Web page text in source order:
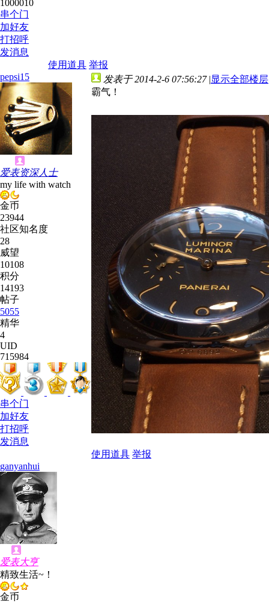
1000010
串个门
加好友
打招呼
发消息
使用道具 举报
pepsi15
爱表资深人士
my life with watch
金币
23944
社区知名度
28
威望
10108
积分
14193
帖子
5055
精华
4
UID
715984
串个门
加好友
打招呼
发消息
发表于 2014-2-6 07:56:27 |显示全部楼层
霸气！
使用道具 举报
ganyanhui
爱表大亨
精致生活~！
金币